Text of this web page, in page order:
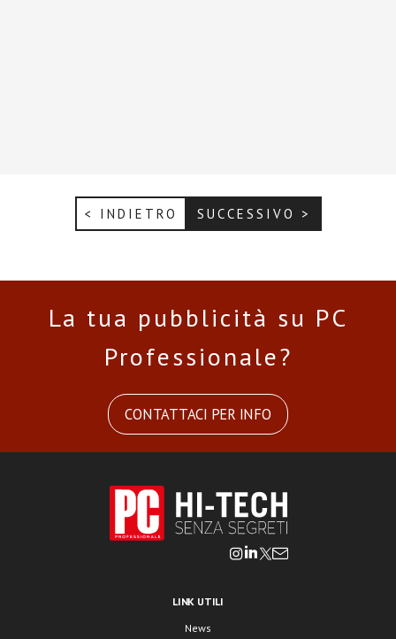
< INDIETRO SUCCESSIVO >
La tua pubblicità su PC
Professionale?
CONTATTACI PER INFO
LINK UTILI
News